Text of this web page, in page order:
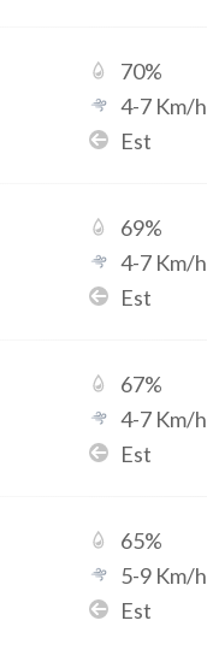
70%
4-7 Km/h
Est
69%
4-7 Km/h
Est
67%
4-7 Km/h
Est
65%
5-9 Km/h
Est